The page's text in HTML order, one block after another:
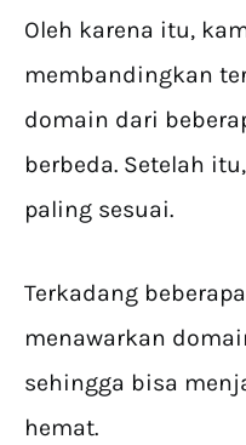
Oleh karena itu,
membandingkan
domain dari
berbeda. Setelah
paling sesuai.
Terkadang
menawarkan
sehingga bisa
hemat.